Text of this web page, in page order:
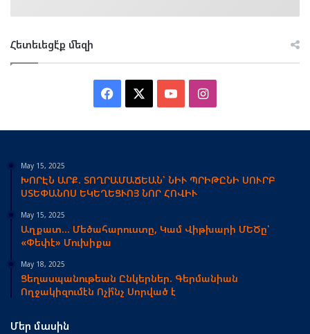
Հետեւեցէ՛ք մեզի
Facebook YouTubeInstagram
May 15, 2025
ԽՈՐԷՆ ԱՐՔ. ՏՈՂՐԱՄԱՃԵԱՆ՝ ՆԻՒ ՊՐԻԹԸՆԻ ՍՈՒՐԲ
ՍՏԵՓԱՆՈՍ ԵԿԵՂԵՑՒՈՅ ՆՈՐ ՀՈՎԻՒ
May 15, 2025
Աղքատ… Մեծահարուստը, Կամ Վիթխարի ՄԵԾը՝
«Փեփէ» Մուխիքա
May 18, 2025
Ցեղասպանութեան Ընկերներ. Գերմանիան
Ողջակիզումէն Ոչի՞նչ Սորված է
Մեր մասին